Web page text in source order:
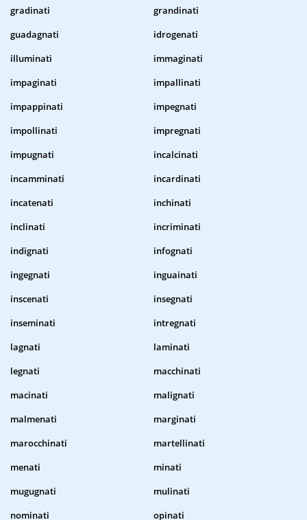
gradinati
grandinati
guadagnati
idrogenati
illuminati
immaginati
impaginati
impallinati
impappinati
impegnati
impollinati
impregnati
impugnati
incalcinati
incamminati
incardinati
incatenati
inchinati
inclinati
incriminati
indignati
infognati
ingegnati
inguainati
inscenati
insegnati
inseminati
intregnati
lagnati
laminati
legnati
macchinati
macinati
malignati
malmenati
marginati
marocchinati
martellinati
menati
minati
mugugnati
mulinati
nominati
opinati